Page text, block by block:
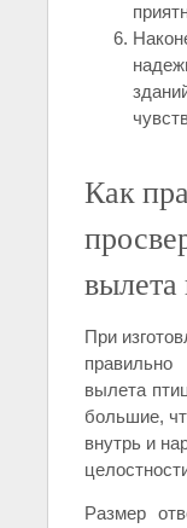
Как
вылета
При
вылета
большие,
внутрь и
Размер